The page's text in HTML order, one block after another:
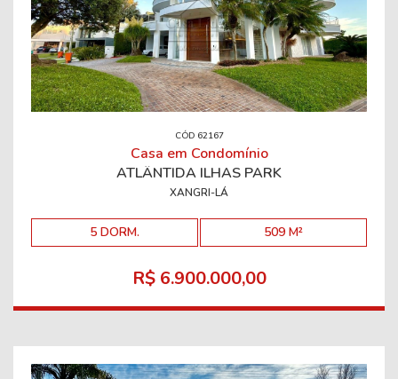
CÓD 62167
Casa em Condomínio
ATLÂNTIDA ILHAS PARK
XANGRI-LÁ
5 DORM. 509 M²
R$ 6.900.000,00